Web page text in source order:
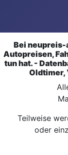
Bei neupreis-
Autopreisen,
tun hat. -
Oldtimer,
Teilweise
oder